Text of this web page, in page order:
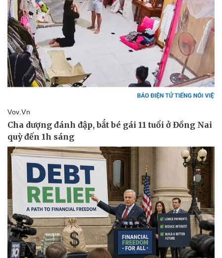
Pháp luật
Vụ án
Tin nóng
Tư vấn luật
Quân sự - Quốc phòng
Vũ khí
Việt Nam
Phân tích